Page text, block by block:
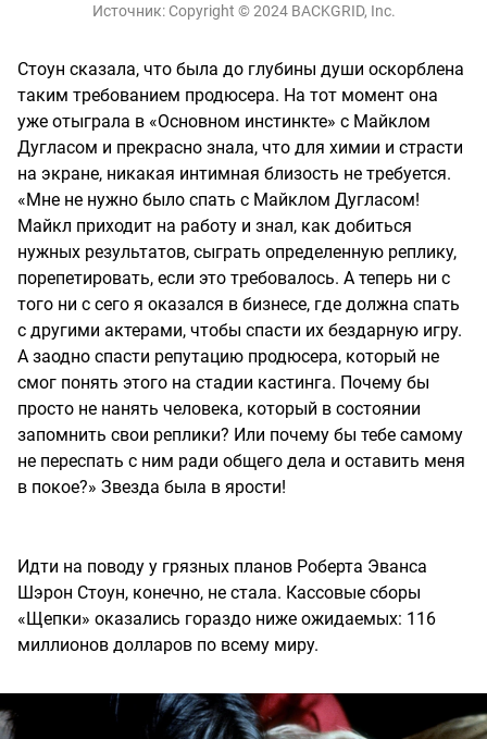
Источник: Copyright © 2024 BACKGRID, Inc.
Стоун сказала, что была до глубины души оскорблена
таким требованием продюсера. На тот момент она
уже отыграла в «Основном инстинкте» с Майклом
Дугласом и прекрасно знала, что для химии и страсти
на экране, никакая интимная близость не требуется.
«Мне не нужно было спать с Майклом Дугласом!
Майкл приходит на работу и знал, как добиться
нужных результатов, сыграть определенную реплику,
порепетировать, если это требовалось. А теперь ни с
того ни с сего я оказался в бизнесе, где должна спать
с другими актерами, чтобы спасти их бездарную игру.
А заодно спасти репутацию продюсера, который не
смог понять этого на стадии кастинга. Почему бы
просто не нанять человека, который в состоянии
запомнить свои реплики? Или почему бы тебе самому
не переспать с ним ради общего дела и оставить меня
в покое?» Звезда была в ярости!
Идти на поводу у грязных планов Роберта Эванса
Шэрон Стоун, конечно, не стала. Кассовые сборы
«Щепки» оказались гораздо ниже ожидаемых: 116
миллионов долларов по всему миру.